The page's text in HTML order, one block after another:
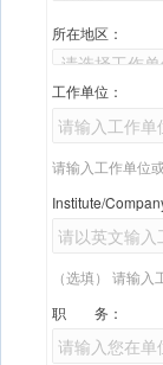
所在地区：
工作单位：
请输入工作单位
Institute/
（选填） 请输
职 务：